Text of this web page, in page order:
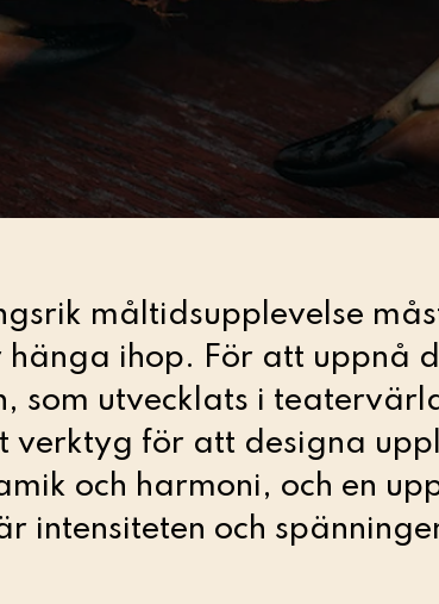
måltidsupplevelse
hänga ihop. För att uppnå
som utvecklats i
verktyg för att designa
och harmoni, och en
intensiteten och